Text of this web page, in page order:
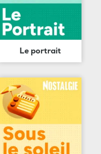
Le portrait